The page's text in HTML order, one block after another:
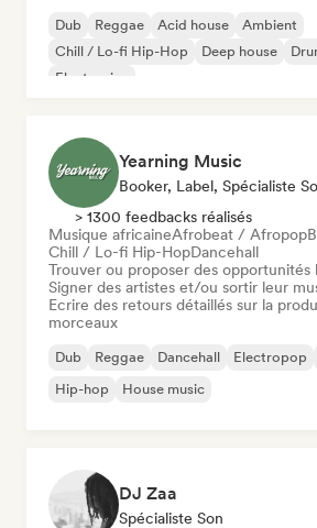
Dub Reggae Acid house
Ambient
Chill / Lo-fi Hip-Hop
Deep house
Electronica
Yearning Music
Booker, Label, Spécialiste
> 1300 feedbacks réalisés
Musique africaineAfrobeat / Afropop
Chill / Lo-fi Hip-HopDancehall
Trouver ou proposer des opportunités
Signer des artistes et/ou sortir leur
Ecrire des retours détaillés sur la
morceaux
Dub Reggae Dancehall Electropop
Hip-hop
House music
DJ Zaa
Spécialiste Son